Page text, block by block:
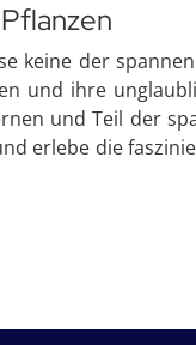
keine der
und ihre
und Teil der
erlebe die